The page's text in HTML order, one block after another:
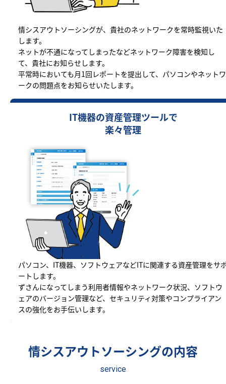
情シスアウトソーシングが、貴社のネットワークを常時監視いた
します。
ネットが不通になってしまったなどネットワーク障害を検知し
て、貴社にお知らせします。
平常時においても月1回レポートを提出して、パソコンやネットワ
ークの問題点をお知らせいたします。
IT機器の資産管理ツールで
楽々管理
パソコン、IT機器、ソフトウェアなどITに関連する資産管理をサ
ートします。
ずさんになってしまう利用者情報やネットワーク状況、ソフトウ
ェアのバージョン管理など、セキュリティ対策やコンプライアン
スの強化をお手伝いします。
情シスアウトソーシングの内容
service